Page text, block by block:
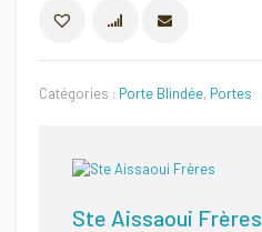
COMPARER
Catégories : Porte Blindée, Portes
Ste Aissaoui Frères